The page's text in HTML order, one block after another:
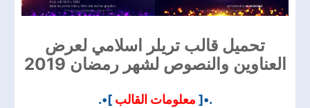
تحميل قالب تريلر اسلامي لعرض
العناوين والنصوص لشهر رمضان 2019
.•[ معلومات القالب ]•.